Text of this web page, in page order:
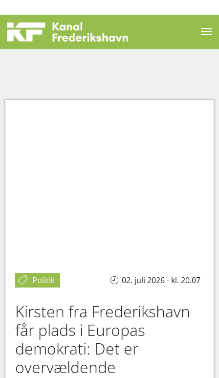
Politik 02. juli 2026 - kl. 20.07
Kirsten fra Frederikshavn
får plads i Europas
demokrati: Det er
overvældende